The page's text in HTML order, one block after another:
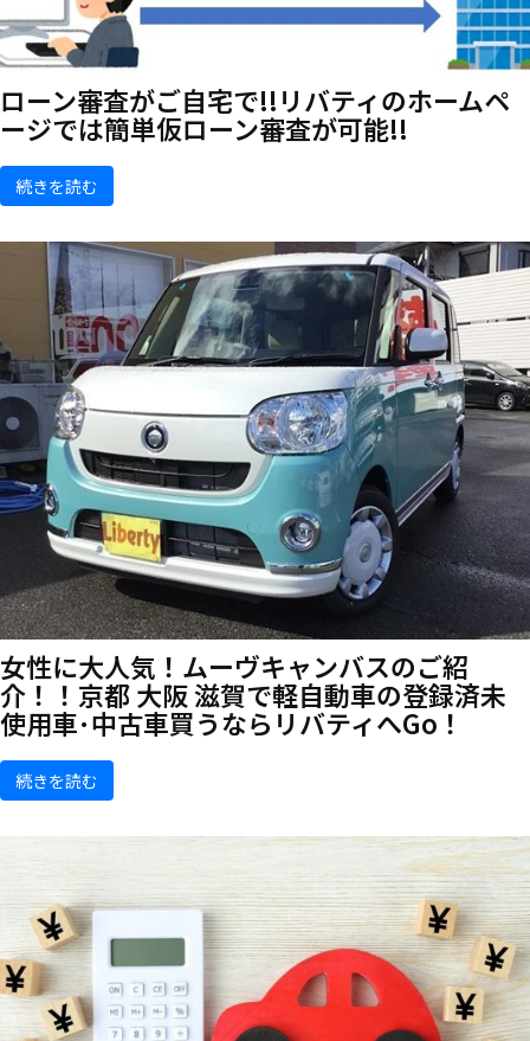
ローン審査がご自宅で!!リバティのホームペ
ージでは簡単仮ローン審査が可能!!
続きを読む
女性に大人気！ムーヴキャンバスのご紹
介！！京都 大阪 滋賀で軽自動車の登録済未
使用車･中古車買うならリバティへGo！
続きを読む